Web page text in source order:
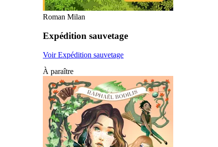
Roman Milan
Expédition sauvetage
Voir Expédition sauvetage
À paraître